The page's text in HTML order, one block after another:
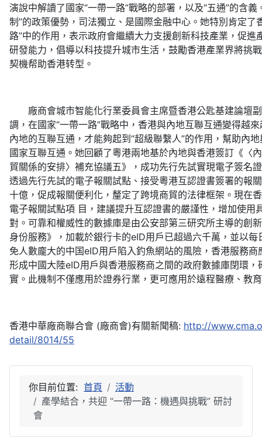
演說中解讀了國家“一帶一路”戰略的部署，以及“五通”的含
制”的政策優勢，司法獨立、是國際金融中心。她特別肯定了
路”中的作用，表示政府會繼續大力支援創新科技產業，促進
研發能力，倡導以科技提升城市生活，鼓勵香港產業界將挑
契機帮助香港转型。
廠商會城市智能化行業委員會主席暨香港公匙基建論壇
調，在國家“一帶一路”戰略中，香港與內地互聯互通變得越
內地的互聯互通，才能夠起到“超級聯繫人”的作用，幫助內
國家互聯互通。她回顧了粵港兩地基於內地與香港簽訂《〈
貿關係的安排〉補充協議五》，成功先行先試實現電子簽名
透過先行先試的電子報關試點、接受粵港互認證書簽署的報
十億，促成報關便利化，釐定了跨境商貿的法律框架。現在
電子報關試點項 目，建議提升互認證書的嚴謹性，增加使用
對。可靠和權威性的數據庫是由公安部第三研究所主導的創
身份服務》，加載於銀行卡的eID用戶已超過六千萬，並以
免人數龐大的中国eID用戶陷入釣魚網站的風險，香港服務
形成中國大陸eID用戶與香港服務商之間的政府數據庫閉環
實。此機制不僅應用於證券行業，更可應用於遠程醫療、教
香港中華廠商聯合會 (廠商會)有關新聞稿: http://
detail/8014/55
你目前位置: 首頁
活動
產學結合，共迎 “一帶一路：機遇與挑戰” 研討
會